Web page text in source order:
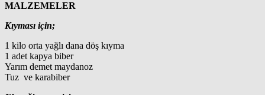
MALZEMELER
Kıyması için;
1 kilo orta yağlı dana döş kıyma
1 adet kapya biber
Yarım demet maydanoz
Tuz ve karabiber